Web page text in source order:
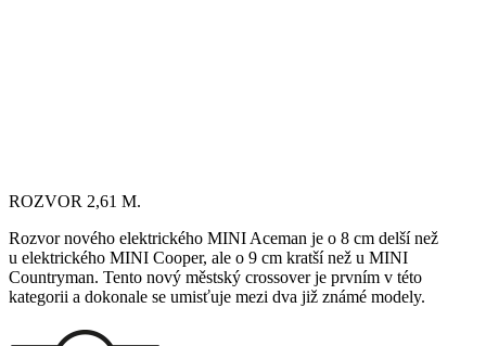
ROZVOR 2,61 M.
Rozvor nového elektrického MINI Aceman je o 8 cm delší než
u elektrického MINI Cooper, ale o 9 cm kratší než u MINI
Countryman. Tento nový městský crossover je prvním v této
kategorii a dokonale se umisťuje mezi dva již známé modely.